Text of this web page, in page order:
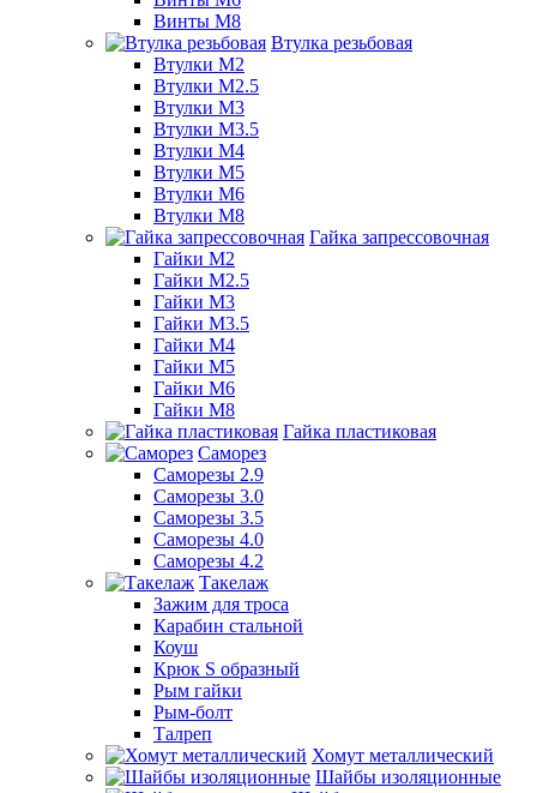
Винты М8
Втулка резьбовая
Втулки М2
Втулки М2.5
Втулки М3
Втулки М3.5
Втулки М4
Втулки М5
Втулки М6
Втулки М8
Гайка запрессовочная
Гайки М2
Гайки М2.5
Гайки М3
Гайки М3.5
Гайки М4
Гайки М5
Гайки М6
Гайки М8
Гайка пластиковая
Саморез
Саморезы 2.9
Саморезы 3.0
Саморезы 3.5
Саморезы 4.0
Саморезы 4.2
Такелаж
Зажим для троса
Карабин стальной
Коуш
Крюк S образный
Рым гайки
Рым-болт
Талреп
Хомут металлический
Шайбы изоляционные